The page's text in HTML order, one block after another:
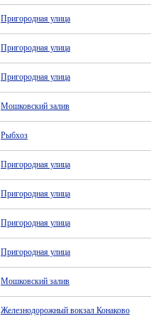
Пригородная улица
Пригородная улица
Пригородная улица
Мошковский залив
Рыбхоз
Пригородная улица
Пригородная улица
Пригородная улица
Пригородная улица
Мошковский залив
Железнодорожный вокзал Конаково